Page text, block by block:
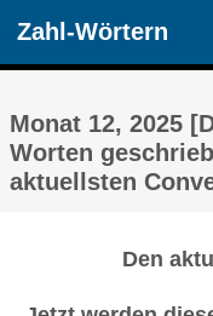
Zahl-Wörtern
Monat 12, 2025
Worten
aktuellsten
Den